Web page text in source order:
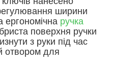
ширини
ергономічна ручка
поверхня ручки
з руки під час
отвором для